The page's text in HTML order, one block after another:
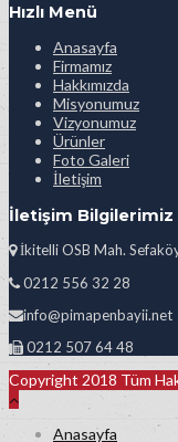
Hızlı Menü
Anasayfa
Firmamız
Hakkımızda
Misyonumuz
Vizyonumuz
Ürünler
Foto Galeri
İletişim
İletişim Bilgilerimiz
İkitelli OSB Mah.
0212 556 32 28
info@pimapenbayii.net
0212 507 64 48
Copyright 2018 Tüm
Anasayfa